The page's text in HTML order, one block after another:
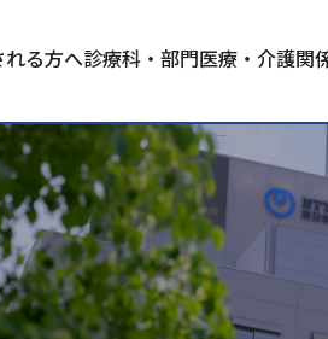
れる方へ診療科・部門医療・介護関